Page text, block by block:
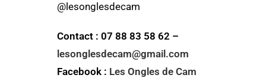
@lesonglesdecam
Contact : 07 88 83 58 62 –
lesonglesdecam@gmail.com
Facebook : Les Ongles de Cam